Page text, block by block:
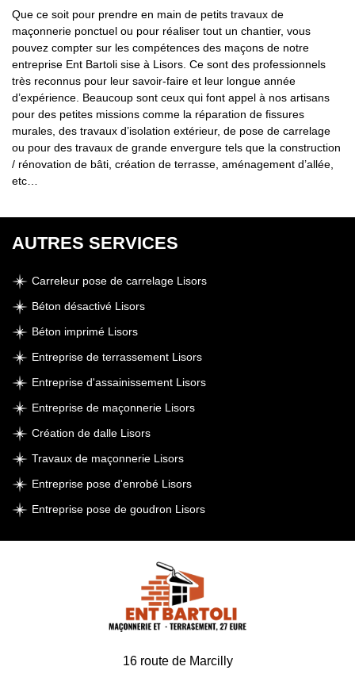
Que ce soit pour prendre en main de petits travaux de
maçonnerie ponctuel ou pour réaliser tout un chantier, vous
pouvez compter sur les compétences des maçons de notre
entreprise Ent Bartoli sise à Lisors. Ce sont des professionnels
très reconnus pour leur savoir-faire et leur longue année
d’expérience. Beaucoup sont ceux qui font appel à nos artisans
pour des petites missions comme la réparation de fissures
murales, des travaux d’isolation extérieur, de pose de carrelage
ou pour des travaux de grande envergure tels que la construction
/ rénovation de bâti, création de terrasse, aménagement d’allée,
etc…
AUTRES SERVICES
Carreleur pose de carrelage Lisors
Béton désactivé Lisors
Béton imprimé Lisors
Entreprise de terrassement Lisors
Entreprise d'assainissement Lisors
Entreprise de maçonnerie Lisors
Création de dalle Lisors
Travaux de maçonnerie Lisors
Entreprise pose d'enrobé Lisors
Entreprise pose de goudron Lisors
16 route de Marcilly